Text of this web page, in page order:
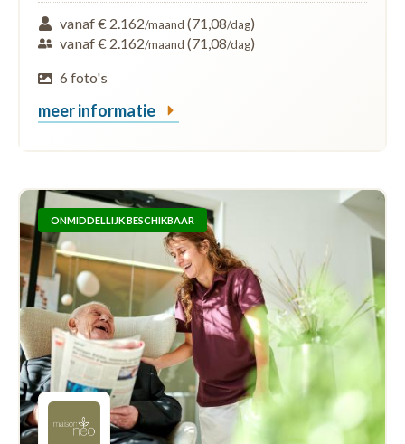
vanaf € 2.162/maand (71,08/dag)
vanaf € 2.162/maand (71,08/dag)
6 foto's
meer informatie
ONMIDDELLIJK BESCHIKBAAR